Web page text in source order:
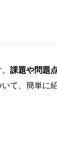
課題や問題
て、簡単に